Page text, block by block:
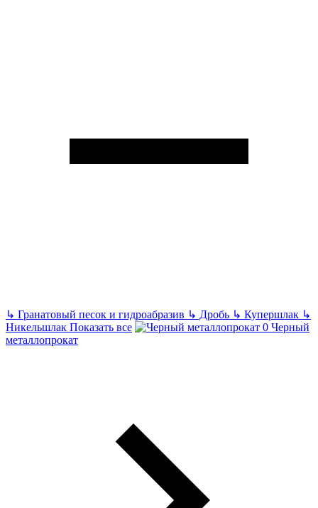
↳ Гранатовый песок и гидроабразив ↳ Дробь ↳ Купершлак ↳
Никельшлак Показать все
Черный
металлопрокат